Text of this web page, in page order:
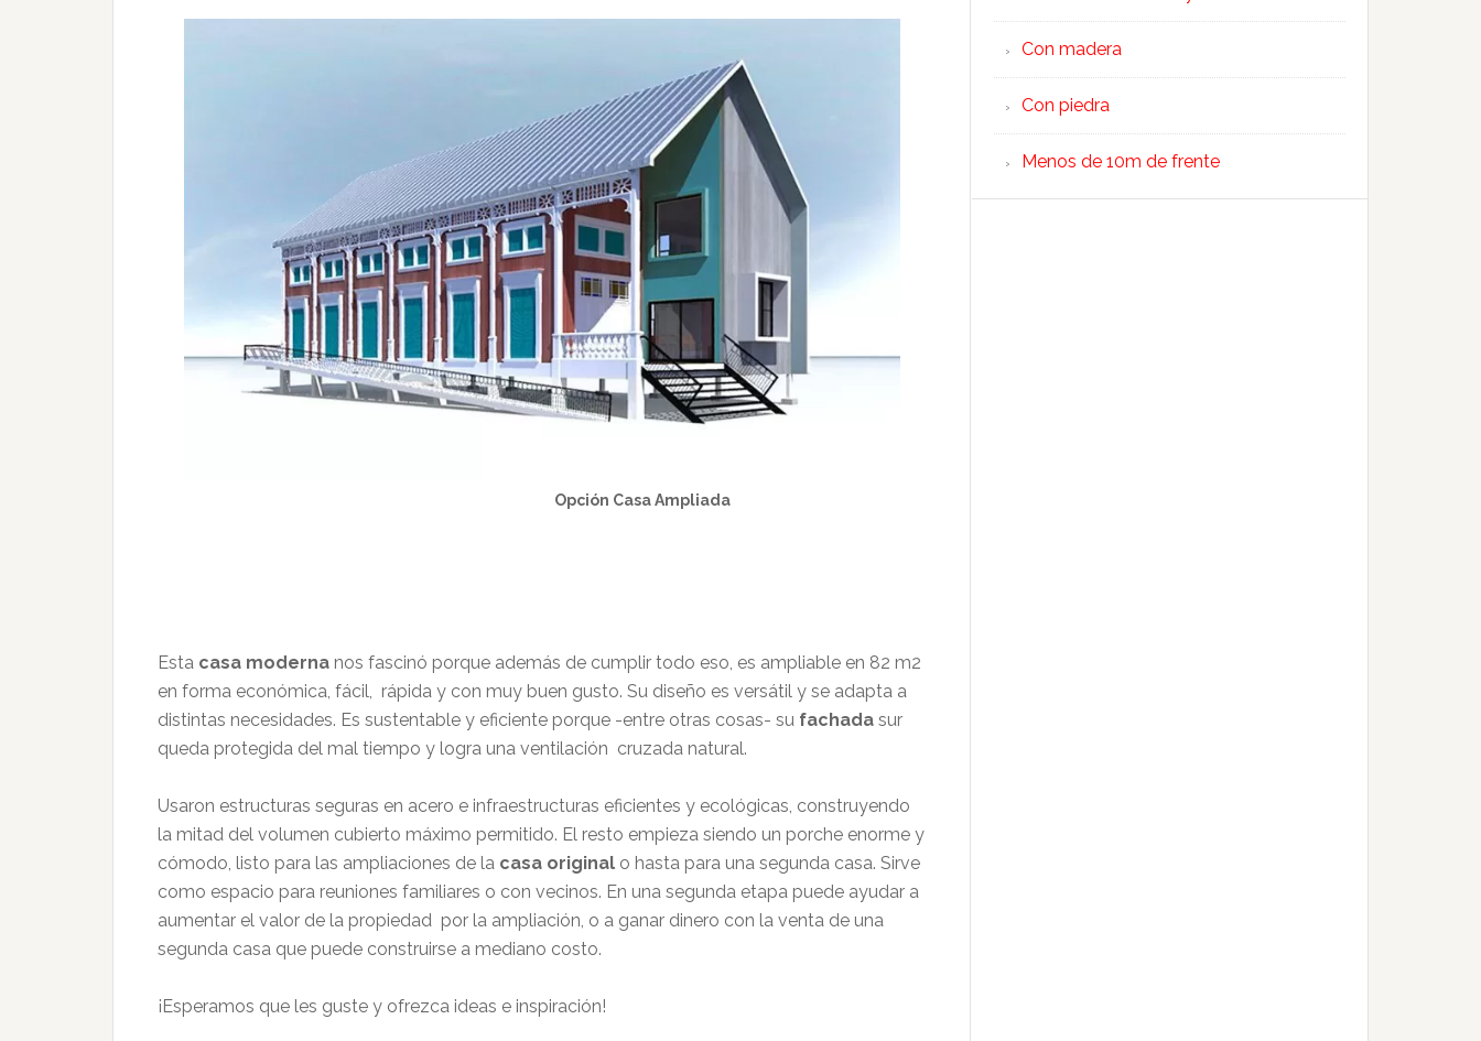
Opción Casa Ampliada
Esta casa moderna nos fascinó porque además de cumplir todo eso, es ampliable en 82 m2
en forma económica, fácil, rápida y con muy buen gusto. Su diseño es versátil y se adapta a
distintas necesidades. Es sustentable y eficiente porque -entre otras cosas- su fachada sur
queda protegida del mal tiempo y logra una ventilación cruzada natural.
Usaron estructuras seguras en acero e infraestructuras eficientes y ecológicas, construyendo
la mitad del volumen cubierto máximo permitido. El resto empieza siendo un porche enorme y
cómodo, listo para las ampliaciones de la casa original o hasta para una segunda casa. Sirve
como espacio para reuniones familiares o con vecinos. En una segunda etapa puede ayudar a
aumentar el valor de la propiedad por la ampliación, o a ganar dinero con la venta de una
segunda casa que puede construirse a mediano costo.
¡Esperamos que les guste y ofrezca ideas e inspiración!
Con madera
Con piedra
Menos de 10m de frente